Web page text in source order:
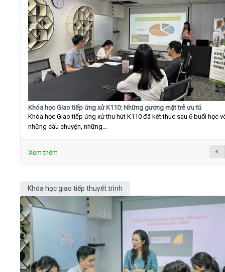
Khóa học Giao tiếp ứng xử K110: Những gương mặt trẻ ưu tú
Khóa học Giao tiếp ứng xử thu hút K110 đã kết thúc sau 6 buổi học
những câu chuyện, những...
Xem thêm
Khóa học giao tiếp thuyết trình